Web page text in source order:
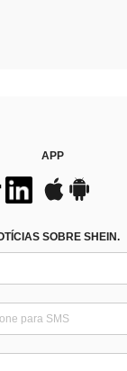
APP
SOBRE SHEIN.